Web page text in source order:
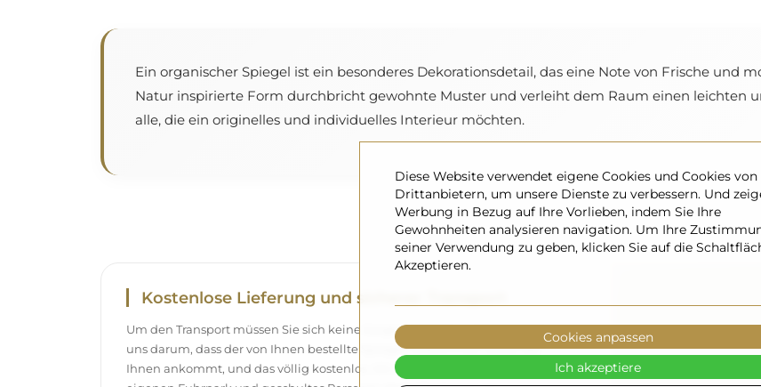
Ein organischer Spiegel ist ein besonderes Dekorationsdetail, das eine Note von Frische und
Natur inspirierte Form durchbricht gewohnte Muster und verleiht dem Raum einen leichten
alle, die ein originelles und individuelles Interieur möchten.
Kostenlose Lieferung und sicherer Transport
Um den Transport müssen Sie sich keine Sorgen machen – wir kümmern
uns darum, dass der von Ihnen bestellte Spiegel vollkommen sicher bei
Ihnen ankommt, und das völlig kostenlos. Wir verfügen über einen
Diese Website verwendet eigene Cookies und Cookies von
Drittanbietern, um unsere Dienste zu verbessern. Und
Werbung in Bezug auf Ihre Vorlieben, indem Sie Ihre
Gewohnheiten analysieren navigation. Um Ihre
seiner Verwendung zu geben, klicken Sie auf die
Akzeptieren.
Cookies anpassen
Ich akzeptiere